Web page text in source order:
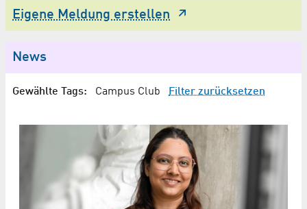
Eigene Meldung erstellen
News
Gewählte Tags: Campus Club Filter zurücksetzen